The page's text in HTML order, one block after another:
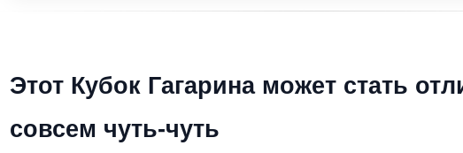
Этот Кубок Гагарина может стать
совсем чуть-чуть